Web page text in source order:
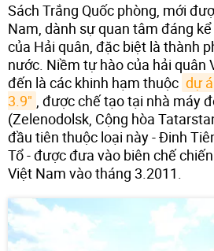
Sách Trắng Quốc phòng, mới
Nam, dành sự quan tâm đáng
của Hải quân, đặc biệt là thành
nước. Niềm tự hào của hải quân
đến là các khinh hạm thuộc dự
3.9" , được chế tạo tại nhà máy
(Zelenodolsk, Cộng hòa
đầu tiên thuộc loại này - Đinh
Tổ - được đưa vào biên chế
Việt Nam vào tháng 3.2011.